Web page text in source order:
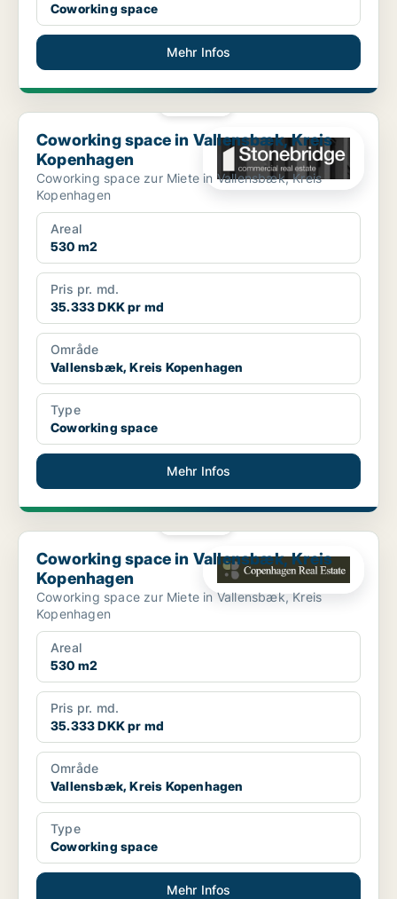
Coworking space
Mehr Infos
Coworking space in Vallensbæk, Kreis Kopenhagen
Coworking space in Vallensbæk, Kreis
Kopenhagen
Coworking space zur Miete in Vallensbæk, Kreis
Kopenhagen
Areal
530 m2
Pris pr. md.
35.333 DKK pr md
Område
Vallensbæk, Kreis Kopenhagen
Type
Coworking space
Mehr Infos
Coworking space in Vallensbæk, Kreis Kopenhagen
Coworking space in Vallensbæk, Kreis
Kopenhagen
Coworking space zur Miete in Vallensbæk, Kreis
Kopenhagen
Areal
530 m2
Pris pr. md.
35.333 DKK pr md
Område
Vallensbæk, Kreis Kopenhagen
Type
Coworking space
Mehr Infos